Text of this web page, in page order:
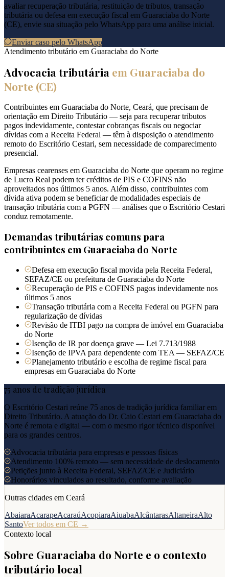
avaliar recuperação tributária, restituição de tributos, transação
tributária ou defesa em execução fiscal em Guaraciaba do Norte
(CE), envie sua situação pelo WhatsApp para uma análise inicial.
Enviar caso pelo WhatsApp
Atendimento tributário em Guaraciaba do Norte
Advocacia tributária em Guaraciaba do
Norte (CE)
Contribuintes em Guaraciaba do Norte, Ceará, que precisam de
orientação em Direito Tributário — seja para recuperar tributos
pagos indevidamente, contestar cobranças fiscais ou negociar
dívidas com a Receita Federal — têm à disposição o atendimento
remoto do Escritório Cestari, sem necessidade de comparecimento
presencial.
Empresas cearenses em Guaraciaba do Norte que operam no regime
de Lucro Real podem ter créditos de PIS e COFINS não
aproveitados nos últimos 5 anos. Além disso, contribuintes com
dívida ativa podem se beneficiar de modalidades especiais de
transação tributária com a PGFN — análises que o Escritório Cestari
conduz remotamente.
Demandas tributárias comuns para
contribuintes em Guaraciaba do Norte
Defesa em execução fiscal movida pela Receita Federal,
SEFAZ/CE ou prefeitura de Guaraciaba do Norte
Recuperação de PIS e COFINS pagos indevidamente nos
últimos 5 anos
Transação tributária com a Receita Federal ou PGFN para
regularização de dívidas
Revisão de ITBI pago na compra de imóvel em Guaraciaba
do Norte
Isenção de IR por doença grave — Lei 7.713/1988
Isenção de IPVA para dependente com TEA — SEFAZ/CE
Planejamento tributário e escolha de regime fiscal para
empresas em Guaraciaba do Norte
75 anos de tradição jurídica
O Escritório Cestari reúne 75 anos de tradição jurídica familiar em
Direito Tributário. A atuação do Dr. Caio Cestari em Guaraciaba do
Norte é remota e digital — com o mesmo rigor técnico disponível
para os grandes centros.
Advocacia tributária para empresas e pessoas físicas
Atendimento 100% remoto — sem necessidade de deslocamento
Petições junto à Receita Federal, SEFAZ/CE e Judiciário
Honorários vinculados ao resultado, conforme avaliação
Outras cidades em Ceará
AbaiaraAcarapeAcaraúAcopiaraAiuabaAlcântarasAltaneiraAlto
SantoVer todos em CE →
Contexto local
Sobre Guaraciaba do Norte e o contexto
tributário local